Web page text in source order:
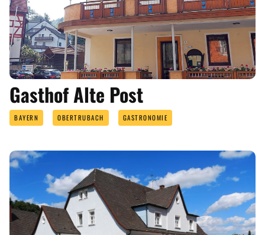
Gasthof Alte Post
BAYERN OBERTRUBACH GASTRONOMIE